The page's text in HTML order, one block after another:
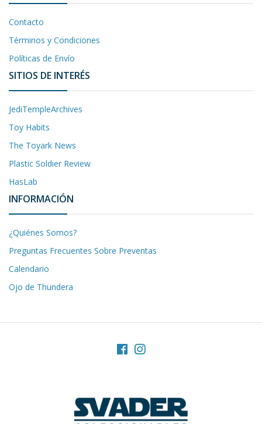
Contacto
Términos y Condiciones
Políticas de Envío
SITIOS DE INTERÉS
JediTempleArchives
Toy Habits
The Toyark News
Plastic Soldier Review
HasLab
INFORMACIÓN
¿Quiénes Somos?
Preguntas Frecuentes Sobre Preventas
Calendario
Ojo de Thundera